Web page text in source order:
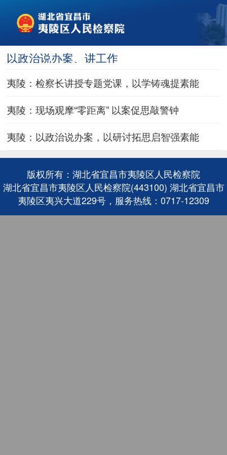
以政治说办案、讲工作
夷陵：检察长讲授专题党课，以学铸魂提素能
夷陵：现场观摩“零距离” 以案促思敲警钟
夷陵：以政治说办案，以研讨拓思启智强素能
版权所有：湖北省宜昌市夷陵区人民检察院
湖北省宜昌市夷陵区人民检察院(443100) 湖北省宜昌市
夷陵区夷兴大道229号，服务热线：0717-12309